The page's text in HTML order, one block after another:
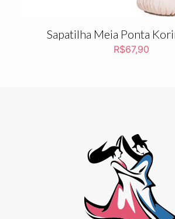
Sapatilha Meia Ponta
R$67,90